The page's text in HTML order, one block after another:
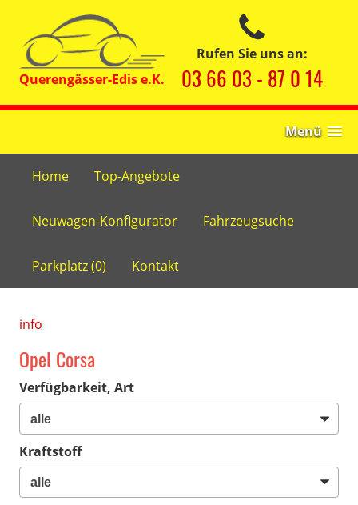
Rufen Sie uns an:
03 66 03 - 87 0 14
Menü
Home Top-Angebote
Neuwagen-Konfigurator Fahrzeugsuche
Parkplatz (0) Kontakt
info
Opel Corsa
Verfügbarkeit, Art
Kraftstoff